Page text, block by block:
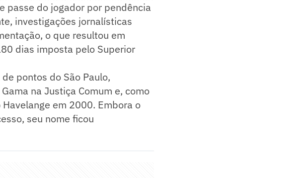
passe do jogador por pendência
investigações jornalísticas
o que resultou em
dias imposta pelo Superior
pontos do São Paulo,
na Justiça Comum e, como
em 2000. Embora o
seu nome ficou